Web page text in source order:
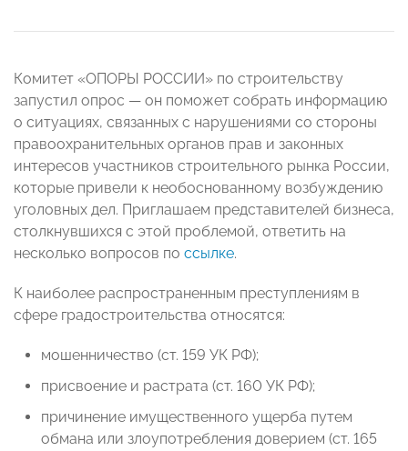
Комитет «ОПОРЫ РОССИИ» по строительству
запустил опрос — он поможет собрать информацию
о ситуациях, связанных с нарушениями со стороны
правоохранительных органов прав и законных
интересов участников строительного рынка России,
которые привели к необоснованному возбуждению
уголовных дел. Приглашаем представителей бизнеса,
столкнувшихся с этой проблемой, ответить на
несколько вопросов по ссылке.
К наиболее распространенным преступлениям в
сфере градостроительства относятся:
мошенничество (ст. 159 УК РФ);
присвоение и растрата (ст. 160 УК РФ);
причинение имущественного ущерба путем
обмана или злоупотребления доверием (ст. 165